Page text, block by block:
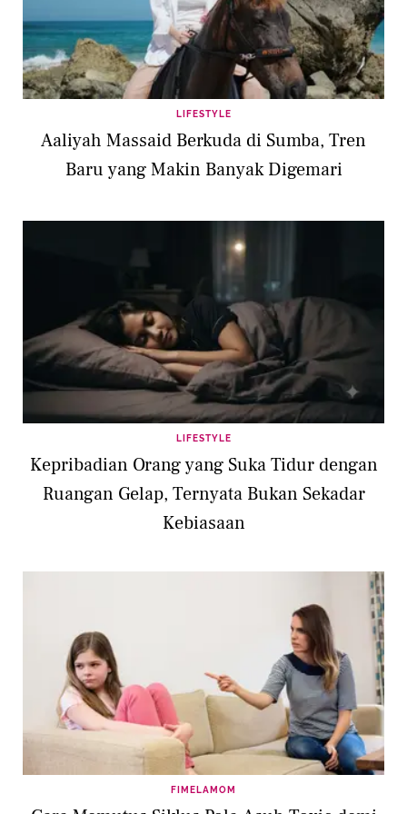
Meskipun penampilan glamor seringkali
terlihat di publik, jangan lupa bahwa di luar
panggung, banyak artis yang memilih gaya
hidup sederhana dan santai.
LIFESTYLE
Aaliyah Massaid Berkuda di Sumba, Tren
Baru yang Makin Banyak Digemari
LIFESTYLE
Kepribadian Orang yang Suka Tidur dengan
Ruangan Gelap, Ternyata Bukan Sekadar
Kebiasaan
FIMELAMOM